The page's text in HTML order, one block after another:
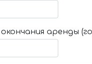
аренды